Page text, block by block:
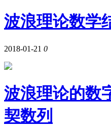
波浪理论数学
2018-01-21 0
波浪理论的数
契数列